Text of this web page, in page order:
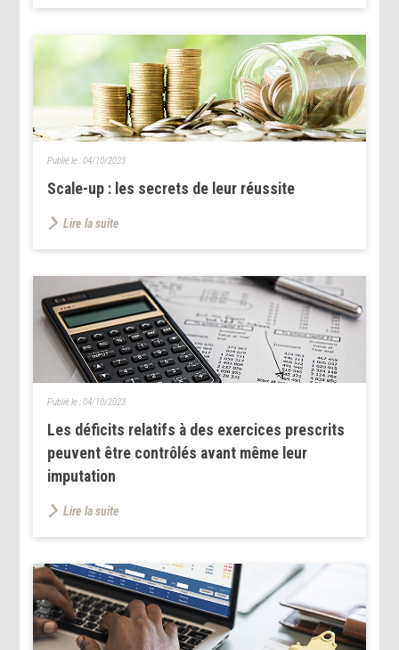
Scale-up : les secrets de leur réussite
Publié le :04/10/2023
Lire la suite
Les déficits relatifs à des exercices prescrits
peuvent être contrôlés avant même leur
imputation
Publié le :04/10/2023
Lire la suite